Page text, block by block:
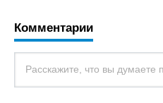
Комментарии